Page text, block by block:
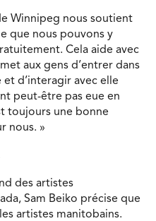
Winnipeg nous soutient
que nous pouvons y
Cela aide avec
aux gens d’entrer dans
d’interagir avec elle
peut-être pas eue en
toujours une bonne
nous. »
des artistes
Sam Beiko précise que
artistes manitobains.